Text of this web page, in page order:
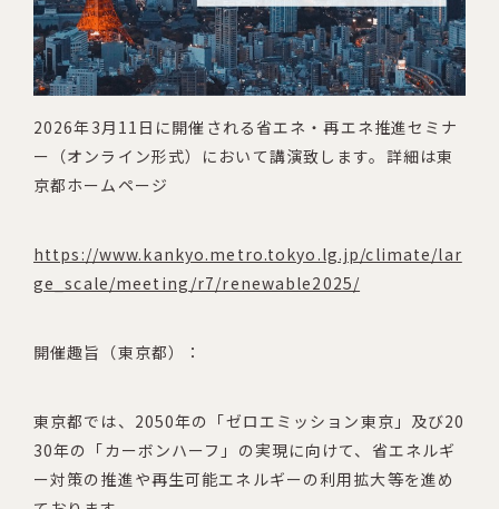
2026年3月11日に開催される省エネ・再エネ推進セミナ
ー（オンライン形式）において講演致します。詳細は東
京都ホームページ
https://www.kankyo.metro.tokyo.lg.jp/climate/lar
ge_scale/meeting/r7/renewable2025/
開催趣旨（東京都）：
東京都では、2050年の「ゼロエミッション東京」及び20
30年の「カーボンハーフ」の実現に向けて、省エネルギ
ー対策の推進や再生可能エネルギーの利用拡大等を進め